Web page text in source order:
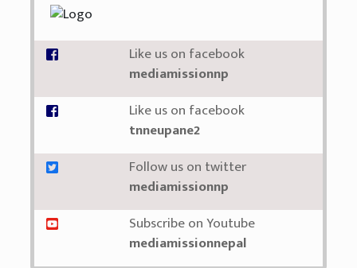
Like us on facebook
mediamissionnp
Like us on facebook
tnneupane2
Follow us on twitter
mediamissionnp
Subscribe on Youtube
mediamissionnepal